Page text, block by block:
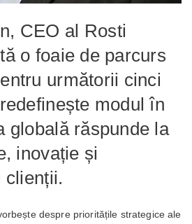
CEO al Rosti
o foaie de parcurs
următorii cinci
modul în
globală răspunde la
inovație și
clienții.
despre prioritățile strategice ale